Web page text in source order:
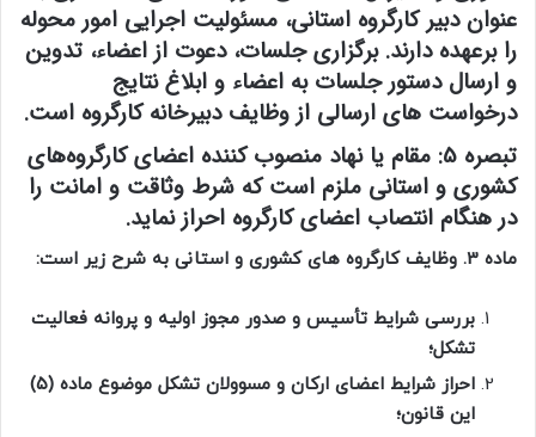
عنوان دبیر کارگروه استانی، مسئولیت اجرایی امور محوله
را برعهده دارند. برگزاری جلسات،‌ دعوت از اعضاء، تدوین
و ارسال دستور جلسات به اعضاء و ابلاغ نتایج
درخواست های ارسالی از وظایف دبیرخانه کارگروه است.
تبصره 5:
مقام یا نهاد منصوب کننده اعضای کارگروه‌های
کشوری و استانی ملزم است که شرط وثاقت و امانت را
در هنگام انتصاب اعضای کارگروه احراز نماید.
ماده 3. وظایف کارگروه های کشوری و استانی به شرح زیر است:
بررسی شرایط تأسیس و صدور مجوز اولیه و پروانه فعالیت
تشکل؛
احراز شرایط اعضای ارکان و مسوولان تشکل موضوع ماده (۵)
این قانون؛